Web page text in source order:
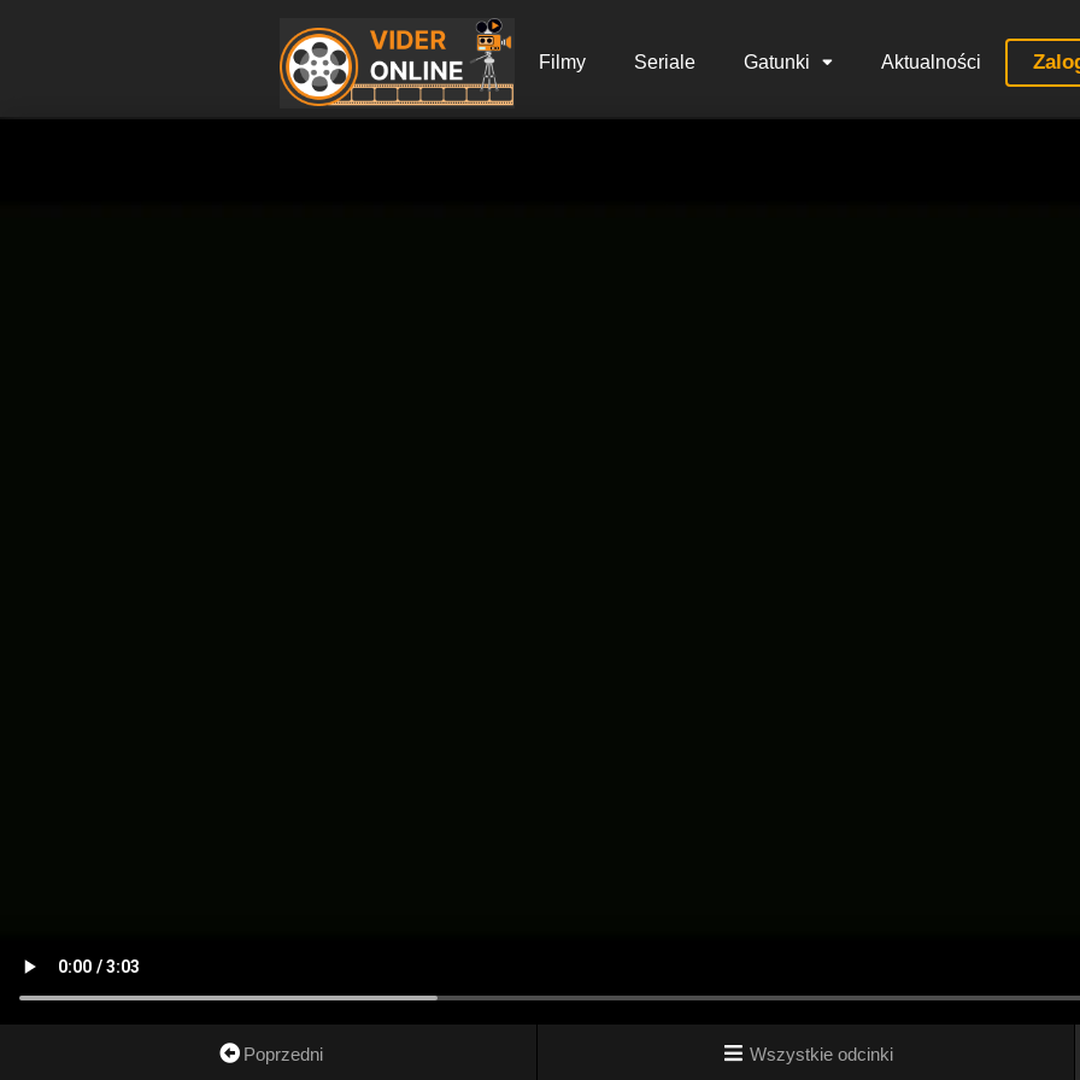
Filmy Seriale Gatunki Aktualności
Poprzedni Wszystkie odcinki